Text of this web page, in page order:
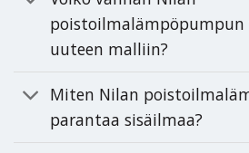
poistoilmalämpöpumpun
uuteen malliin?
Miten Nilan
parantaa sisäilmaa?